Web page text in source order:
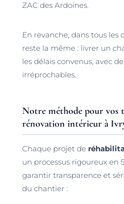
ZAC des Ardoines.
En revanche, dans tous les
reste la même : livrer un
les délais convenus, avec
irréprochables.
Notre méthode pour vos
rénovation intérieur à
Chaque projet de
un processus rigoureux en
garantir transparence et
du chantier :